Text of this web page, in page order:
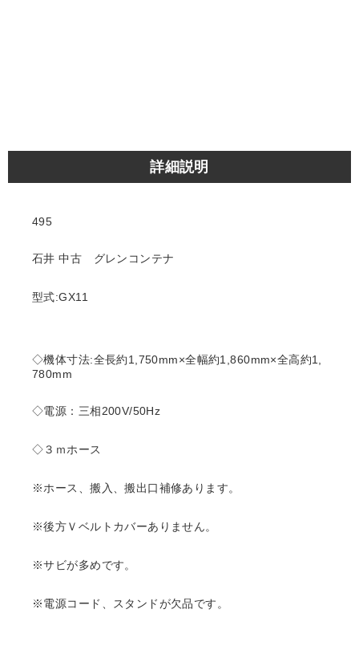
詳細説明
495
石井 中古 グレンコンテナ
型式:GX11
◇機体寸法:全長約1,750mm×全幅約1,860mm×全高約1,
780mm
◇電源：三相200V/50Hz
◇３ｍホース
※ホース、搬入、搬出口補修あります。
※後方Ｖベルトカバーありません。
※サビが多めです。
※電源コード、スタンドが欠品です。